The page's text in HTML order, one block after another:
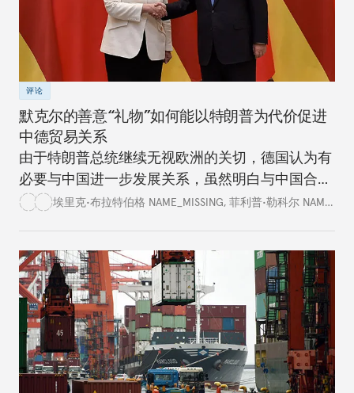
评论
默克尔的善意“礼物”如何能以特朗普为代价促进
中德贸易关系
由于特朗普总统继续无视欧洲的关切，德国认为有
必要与中国进一步发展关系，虽然明白与中国合作
存在各种隐患和局限。
埃里克•布拉特伯格 NAME_MISSING, 菲利普•勒科尔 NAME_MISSING